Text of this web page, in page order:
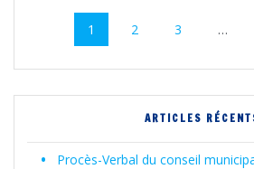
sein
des
Page
1 Page
2 Page
3 …
ARTICLES
Procès-Verbal du conseil